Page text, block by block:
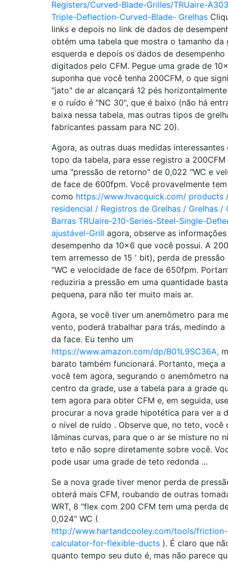
Registers/Curved-Blade-Grilles/TRUaire-
Triple-Deflection-Curved-Blade- Grelhas
links e depois no link de dados de
obtém uma tabela que mostra o tamanho da
esquerda e depois os dados de desempenho
digitados pelo CFM. Pegue uma grade de
suponha que você tenha 200CFM, o que
"jato" de ar alcançará 12 pés
e o ruído é "NC 30", que é baixo (não há
baixa nessa tabela, mas outras tipos de
fabricantes passam para NC 20).
Agora, as outras duas medidas interessantes
topo da tabela, para esse registro a
uma "pressão de retorno" de 0,022 "WC e
de face de 600fpm. Você provavelmente
como https://www.hvacquick.com/ products
residencial / Registros de Grelhas / Grelhas /
Barras TRUaire-210-Series-Steel-Single-
ajustável-Grill agora, observe as
desempenho da 10x6 que você possui. A
tem arremesso de 15 ' bit), perda de
"WC e velocidade de face de 650fpm.
reduziria a pressão em uma quantidade
pequena, para não ter muito mais ar.
Agora, se você tiver um anemômetro para
vento, poderá trabalhar para trás, medindo a
da face. Eu tenho um
https://www.amazon.com/dp/B01L9SC36A,
barato também funcionará. Portanto, meça
você tem agora, segurando o anemômetro
centro da grade, use a tabela para a grade
tem agora para obter CFM e, em seguida,
procurar a nova grade hipotética para ver a
o nível de ruído . Observe que, no teto, você
lâminas curvas, para que o ar se misture no
teto e não sopre diretamente sobre você.
pode usar uma grade de teto redonda ...
Se a nova grade tiver menor perda de
obterá mais CFM, roubando de outras
WRT, 8 "flex com 200 CFM tem uma perda
0,024" WC (
http://www.hartandcooley.com/tools/
calculator-for-flexible-ducts ). É claro que
quanto tempo seu duto é, mas não parece